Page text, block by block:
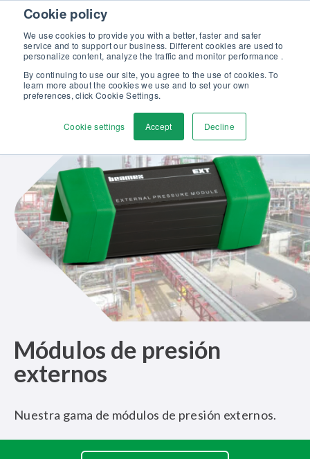
Cookie policy
We use cookies to provide you with a better, faster and safer
service and to support our business. Different cookies are used to
personalize content, analyze the traffic and monitor performance .
By continuing to use our site, you agree to the use of cookies. To
learn more about the cookies we use and to set your own
preferences, click Cookie Settings.
Cookie settings Accept Decline
Skip to content
Descubra nuestro nuevo catálogo Soluciones Beamex para la
Excelencia en Calibración >>
Contáctenos
Módulos de presión
externos
Nuestra gama de módulos de presión externos.